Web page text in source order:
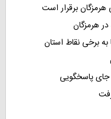
هرمزگان برقرار است
به برخی نقاط استان
جای پاسخگویی